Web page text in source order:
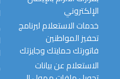
الإلكتروني
خدمات الاستعلام لبرنامج
تحفيز المواطنين
فاتورتك حمايتك وجايزتك
الاستعلام عن بيانات